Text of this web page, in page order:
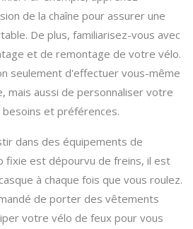
de la chaîne pour assurer une
De plus, familiarisez-vous avec
et de remontage de votre vélo.
seulement d'effectuer vous-même
mais aussi de personnaliser votre
et préférences.
dans des équipements de
fixie est dépourvu de freins, il est
à chaque fois que vous roulez.
de porter des vêtements
votre vélo de feux pour vous